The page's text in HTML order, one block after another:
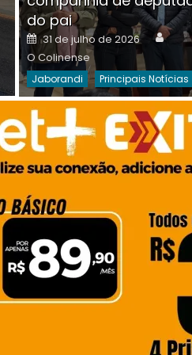
on
30 de julho de 2026 O
Destaques Da Semana
do pai
Posted
on
31 de julho de 2026
O Colinense
Jaborandi Principais Notícias